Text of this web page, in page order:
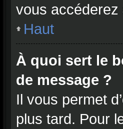
vous
Haut
À quoi sert le
de message ?
Il vous permet
plus tard. Pour